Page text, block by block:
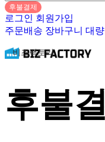
후불결제
로그인 회원가입
주문배송 장바구니 대
비즈팩토리
후불